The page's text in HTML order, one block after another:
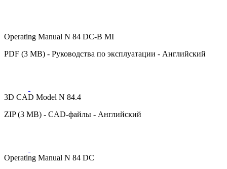
Operating Manual N 84 DC-B MI
PDF (3 MB) - Руководства по эксплуатации - Английский
3D CAD Model N 84.4
ZIP (3 MB) - CAD-файлы - Английский
Operating Manual N 84 DC